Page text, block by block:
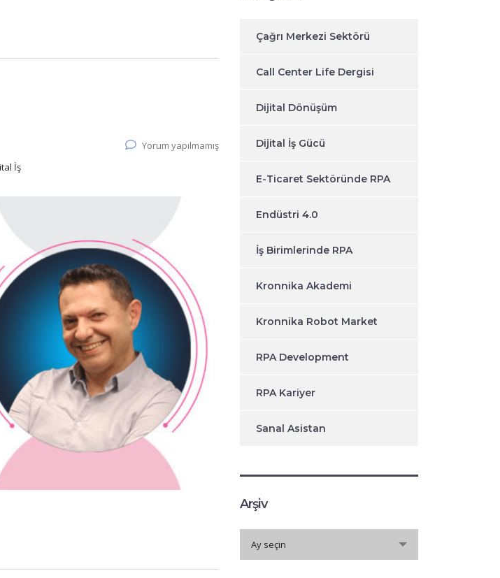
İş
Yorum yapılmamış
Çağrı Merkezi Sektörü
Call Center Life Dergisi
Dijital Dönüşüm
Dijital İş Gücü
E-Ticaret Sektöründe RPA
Endüstri 4.0
İş Birimlerinde RPA
Kronnika Akademi
Kronnika Robot Market
RPA Development
RPA Kariyer
Sanal Asistan
Arşiv
Ay seçin